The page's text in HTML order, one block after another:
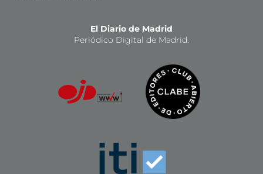
El Diario de Madrid
Periódico Digital de Madrid.